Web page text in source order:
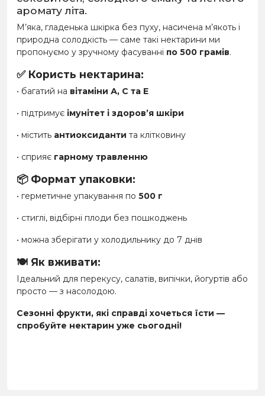
аромату літа.
М’яка, гладенька шкірка без пуху, насичена м’якоть і
природна солодкість — саме такі нектарини ми
пропонуємо у зручному фасуванні по 500 грамів.
✅ Користь нектарина:
• багатий на вітаміни А, С та Е
• підтримує імунітет і здоров’я шкіри
• містить антиоксиданти та клітковину
• сприяє гарному травленню
📦 Формат упаковки:
• герметичне упакування по 500 г
• стиглі, відбірні плоди без пошкоджень
• можна зберігати у холодильнику до 7 днів
🍽️ Як вживати:
Ідеальний для перекусу, салатів, випічки, йогуртів або
просто — з насолодою.
Сезонні фрукти, які справді хочеться їсти —
спробуйте нектарин уже сьогодні!